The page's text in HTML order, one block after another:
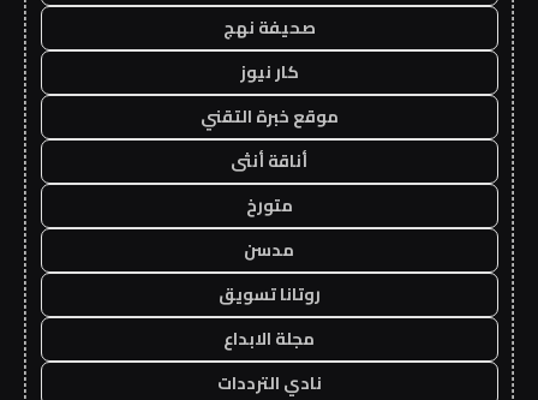
صحيفة نهج
كار نيوز
موقع خبرة التقني
أناقة أنثى
متورخ
مدسن
روتانا تسويق
مجلة الابداع
نادي الترددات